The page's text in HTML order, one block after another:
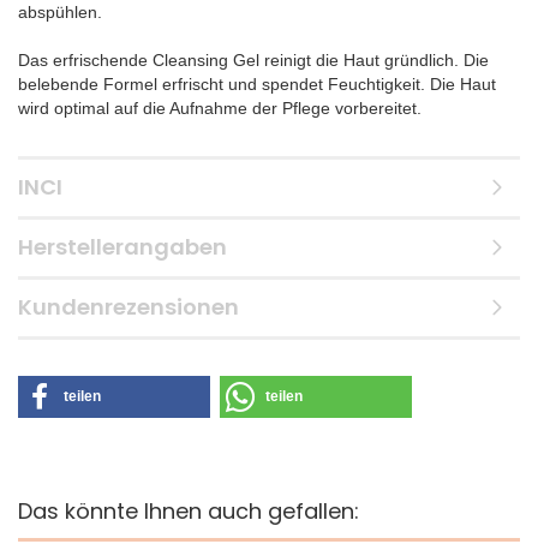
abspühlen.
Das erfrischende Cleansing Gel reinigt die Haut gründlich. Die
belebende Formel erfrischt und spendet Feuchtigkeit. Die Haut
wird optimal auf die Aufnahme der Pflege vorbereitet.
INCI
Herstellerangaben
Kundenrezensionen
teilen teilen
Das könnte Ihnen auch gefallen: